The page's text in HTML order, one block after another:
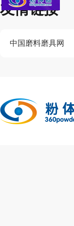
友情链接
中国磨料磨具网